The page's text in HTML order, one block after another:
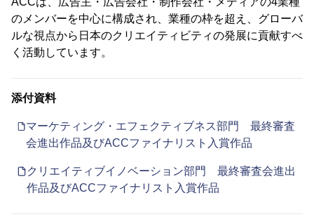
のメンバーを中心に構成され、業種の枠を超え、グローバ
ルな視点から日本のクリエイティビティの発展に貢献すべ
く活動しています。
添付資料
マーケティング・エフェクティブネス部門 最終審査
会進出作品及びACCファイナリスト入賞作品
クリエイティブイノベーション部門 最終審査会進出
作品及びACCファイナリスト入賞作品